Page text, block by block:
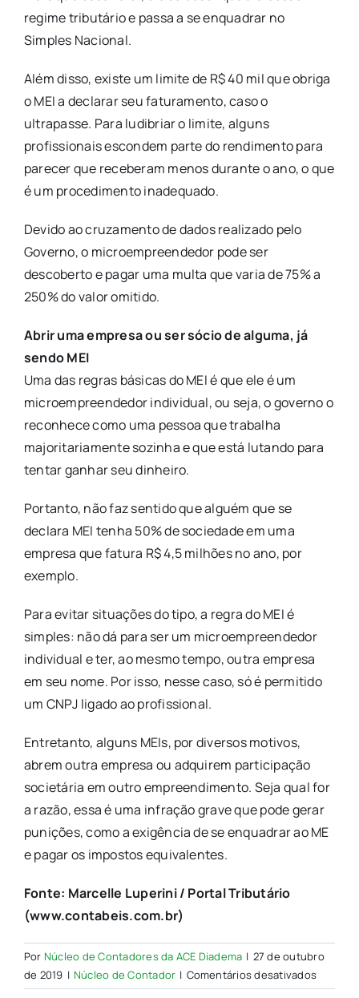
regime tributário e passa a se enquadrar no
Simples Nacional.
Além disso, existe um limite de R$ 40 mil que obriga
o MEI a declarar seu faturamento, caso o
ultrapasse. Para ludibriar o limite, alguns
profissionais escondem parte do rendimento para
parecer que receberam menos durante o ano, o que
é um procedimento inadequado.
Devido ao cruzamento de dados realizado pelo
Governo, o microempreendedor pode ser
descoberto e pagar uma multa que varia de 75% a
250% do valor omitido.
Abrir uma empresa ou ser sócio dealguma, já
sendo MEI
Uma das regras básicas do MEI é que ele é um
microempreendedor individual, ou seja, o governo o
reconhece como uma pessoa que trabalha
majoritariamente sozinha e que está lutando para
tentar ganhar seu dinheiro.
Portanto, não faz sentido que alguém que se
declara MEI tenha 50% de sociedade em uma
empresa que fatura R$ 4,5 milhões no ano, por
exemplo.
Para evitar situações do tipo, a regra do MEI é
simples: não dá para ser um microempreendedor
individual e ter, ao mesmo tempo, outra empresa
em seu nome. Por isso, nesse caso, só é permitido
um CNPJ ligado ao profissional.
Entretanto, alguns MEIs, por diversos motivos,
abrem outra empresa ou adquirem participação
societária em outro empreendimento. Seja qual for
a razão, essa é uma infração grave que pode gerar
punições, como a exigência de se enquadrar ao ME
e pagar os impostos equivalentes.
Fonte: Marcelle Luperini / Portal Tributário
(www.contabeis.com.br)
Por Núcleo de Contadores da ACE Diadema | 27 de outubro
de 2019 | Núcleo de Contador | Comentários desativadosem
Três